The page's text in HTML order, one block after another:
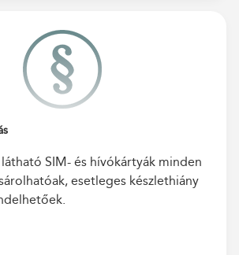
SIM- és hívókártyák minden
esetleges készlethiány